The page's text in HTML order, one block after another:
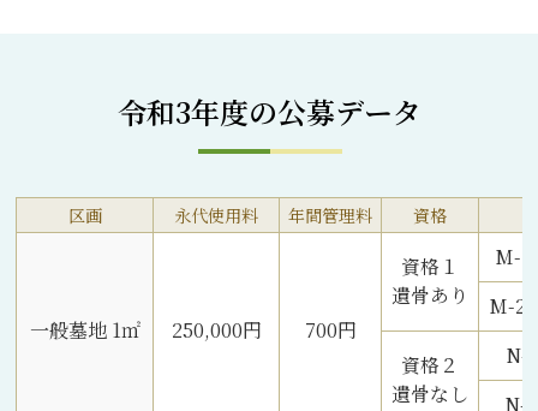
令和3年度の公募データ
区画 永代使用料 年間管理料 資格
一般墓地 1㎡ 250,000円 700円
資格１
遺骨あり
M-1
M-2
資格２
遺骨なし
N-
N-